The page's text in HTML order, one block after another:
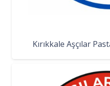
Kırıkkale Aşçılar